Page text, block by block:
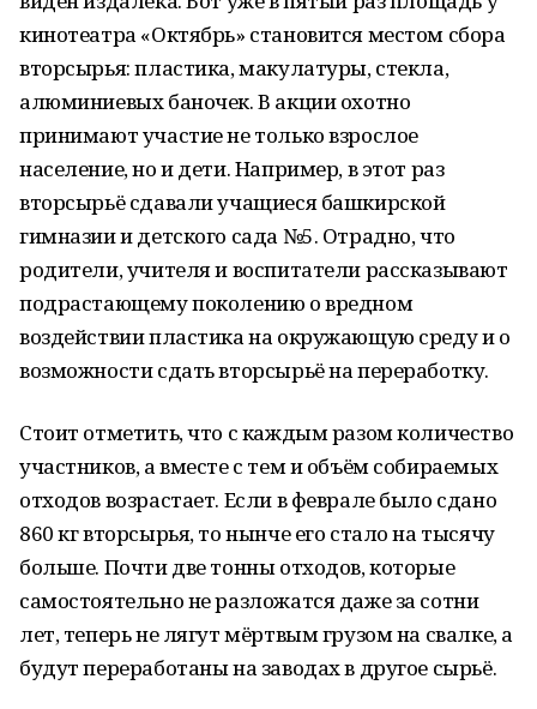
кинотеатра «Октябрь» становится местом сбора
вторсырья: пластика, макулатуры, стекла,
алюминиевых баночек. В акции охотно
принимают участие не только взрослое
население, но и дети. Например, в этот раз
вторсырьё сдавали учащиеся башкирской
гимназии и детского сада №5. Отрадно, что
родители, учителя и воспитатели рассказывают
подрастающему поколению о вредном
воздействии пластика на окружающую среду и о
возможности сдать вторсырьё на переработку.
Стоит отметить, что с каждым разом количество
участников, а вместе с тем и объём собираемых
отходов возрастает. Если в феврале было сдано
860 кг вторсырья, то нынче его стало на тысячу
больше. Почти две тонны отходов, которые
самостоятельно не разложатся даже за сотни
лет, теперь не лягут мёртвым грузом на свалке, а
будут переработаны на заводах в другое сырьё.